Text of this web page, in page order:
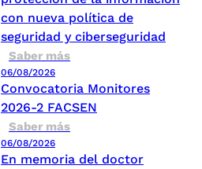
con nueva política de
seguridad y ciberseguridad
Saber más
06/08/2026
Convocatoria Monitores
2026-2 FACSEN
Saber más
06/08/2026
En memoria del doctor